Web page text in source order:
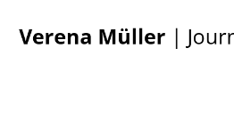
Inhalt